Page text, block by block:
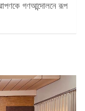
গণআন্দোলনে রূপ